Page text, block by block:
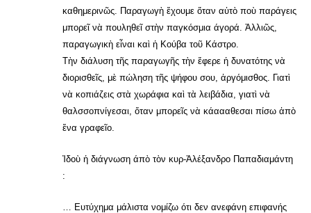
καθημερινῶς. Παραγωγὴ ἔχουμε ὅταν αὐτὸ ποὺ παράγεις
μπορεῖ νὰ πουληθεῖ στὴν παγκόσμια άγορά. Ἀλλιῶς,
παραγωγικὴ εἶναι καὶ ἡ Κούβα τοῦ Κάστρο.
Τὴν διάλυση τῆς παραγωγῆς τὴν ἔφερε ἡ δυνατότης νὰ
διορισθεῖς, μὲ πώληση τῆς ψήφου σου, ἀργόμισθος. Γιατὶ
νὰ κοπιάζεις στὰ χωράφια καὶ τὰ λειβάδια, γιατὶ νὰ
θαλσσοπνίγεσαι, ὅταν μπορεῖς νὰ κάαααθεσαι πίσω ἀπὸ
ἕνα γραφεῖο.
Ἰδοὺ ἡ διάγνωση άπὸ τὸν κυρ-Ἀλέξανδρο Παπαδιαμάντη
:
… Ευτύχημα μάλιστα νομίζω ότι δεν ανεφάνη επιφανής